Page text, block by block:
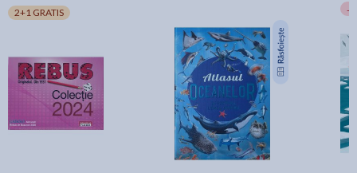
2+1 GRATIS -